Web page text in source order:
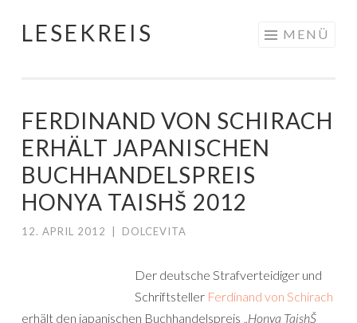
Springe
LESEKREIS MENÜ
FERDINAND VON SCHIRACH
ERHÄLT JAPANISCHEN
BUCHHANDELSPREIS
HONYA TAISHŠ 2012
12. APRIL 2012 DOLCEVITA
Der deutsche Strafverteidiger und
Schriftsteller Ferdinand von Schirach
erhält den japanischen Buchhandelspreis „Honya TaishŠ